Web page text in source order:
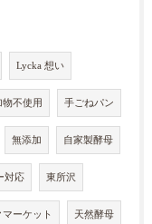
Lycka 想い
物不使用 手ごねパン
無添加 自家製酵母
対応 東所沢
ーケット 天然酵母